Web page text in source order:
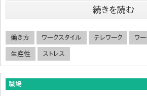
続きを読む
働き方 ワークスタイル テレワーク ワ
生産性 ストレス
職場